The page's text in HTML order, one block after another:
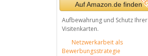
Auf Amazon.de finden
Aufbewahrung und Schutz Ihrer
Visitenkarten.
Netzwerkarbeit als
Bewerbungsstrategie